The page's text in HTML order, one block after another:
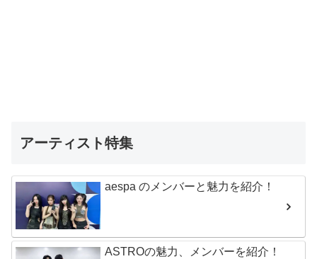
アーティスト特集
aespa のメンバーと魅力を紹介！
ASTROの魅力、メンバーを紹介！